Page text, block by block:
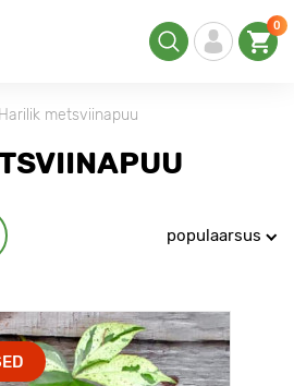
0
Harilik metsviinapuu
populaarsus